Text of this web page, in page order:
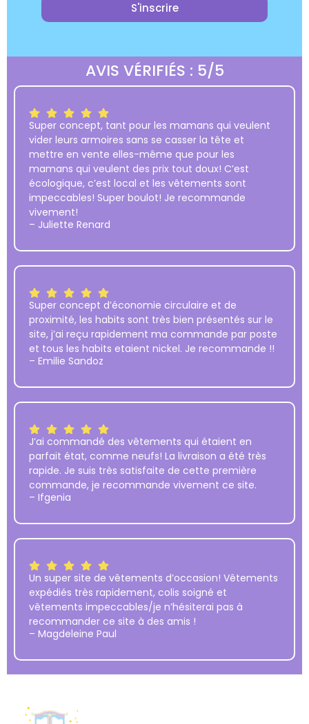
S'inscrire
AVIS VÉRIFIÉS : 5/5
Super concept, tant pour les mamans qui veulent
vider leurs armoires sans se casser la tête et
mettre en vente elles-même que pour les
mamans qui veulent des prix tout doux! C’est
écologique, c’est local et les vêtements sont
impeccables! Super boulot! Je recommande
vivement!
– Juliette Renard
Super concept d’économie circulaire et de
proximité, les habits sont très bien présentés sur le
site, j’ai reçu rapidement ma commande par poste
et tous les habits etaient nickel. Je recommande !!
– Emilie Sandoz
J’ai commandé des vêtements qui étaient en
parfait état, comme neufs! La livraison a été très
rapide. Je suis très satisfaite de cette première
commande, je recommande vivement ce site.
– Ifgenia
Un super site de vêtements d’occasion! Vêtements
expédiés très rapidement, colis soigné et
vêtements impeccables/je n’hésiterai pas à
recommander ce site à des amis !
– Magdeleine Paul